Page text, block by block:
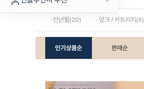
· 만년필(20) · 잉크 / 카트리지(6)
인기상품순 판매순